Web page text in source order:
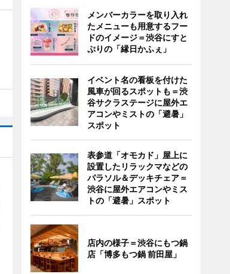
メンバーカラーを取り入れ
たメニューも用意するフー
ドのイメージ＝渋谷にすと
ぷりの「縁日かふぇ」
イベント名の看板を付けた
風車が回るスポットも＝渋
谷サクラステージに屋外エ
アコンやミストの「避暑」
スポット
表参道「オモカド」屋上に
設置したリラックマなどの
パラソル＆デッキチェア＝
渋谷に屋外エアコンやミス
トの「避暑」スポット
店内の様子＝渋谷にもつ鍋
店「博多もつ鍋 前田屋」